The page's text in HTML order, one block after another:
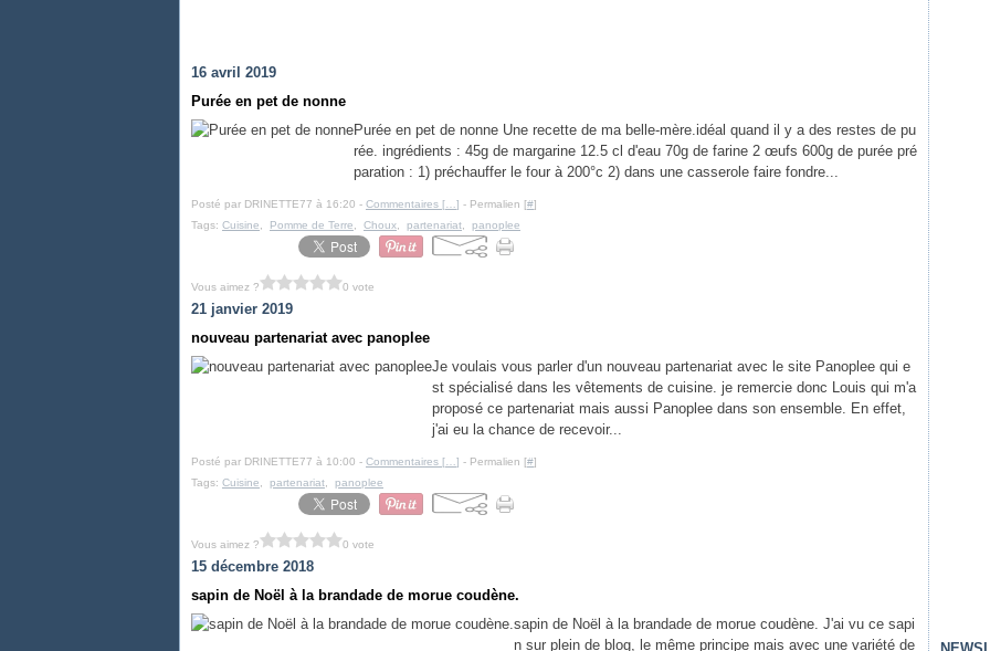
16 avril 2019
Purée en pet de nonne
Purée en pet de nonne Une recette de ma belle-mère.idéal quand il y a des restes de pu
rée. ingrédients : 45g de margarine 12.5 cl d'eau 70g de farine 2 œufs 600g de purée pré
paration : 1) préchauffer le four à 200°c 2) dans une casserole faire fondre...
Posté par DRINETTE77 à 16:20 - Commentaires [ ] - Permalien [#]
Tags: Cuisine Pomme de Terre Choux partenariat panoplee
Vous aimez ? 0 vote
21 janvier 2019
nouveau partenariat avec panoplee
Je voulais vous parler d'un nouveau partenariat avec le site Panoplee qui e
st spécialisé dans les vêtements de cuisine. je remercie donc Louis qui m'a
proposé ce partenariat mais aussi Panoplee dans son ensemble. En effet,
j'ai eu la chance de recevoir...
Posté par DRINETTE77 à 10:00 - Commentaires [ ] - Permalien [#]
Tags: Cuisine partenariat panoplee
Vous aimez ? 0 vote
15 décembre 2018
sapin de Noël à la brandade de morue coudène.
sapin de Noël à la brandade de morue coudène. J'ai vu ce sapi
n sur plein de blog, le même principe mais avec une variété de